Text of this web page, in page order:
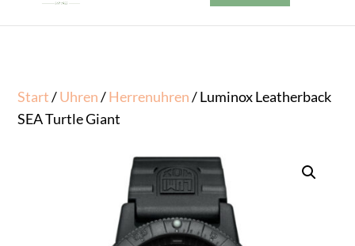
Start/Uhren/Herrenuhren/ Luminox Leatherback
SEA Turtle Giant